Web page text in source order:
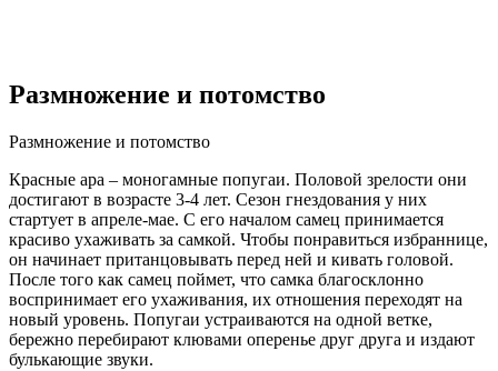
Размножение и потомство
Размножение и потомство
Красные ара – моногамные попугаи. Половой зрелости они
достигают в возрасте 3-4 лет. Сезон гнездования у них
стартует в апреле-мае. С его началом самец принимается
красиво ухаживать за самкой. Чтобы понравиться избраннице,
он начинает пританцовывать перед ней и кивать головой.
После того как самец поймет, что самка благосклонно
воспринимает его ухаживания, их отношения переходят на
новый уровень. Попугаи устраиваются на одной ветке,
бережно перебирают клювами оперенье друг друга и издают
булькающие звуки.